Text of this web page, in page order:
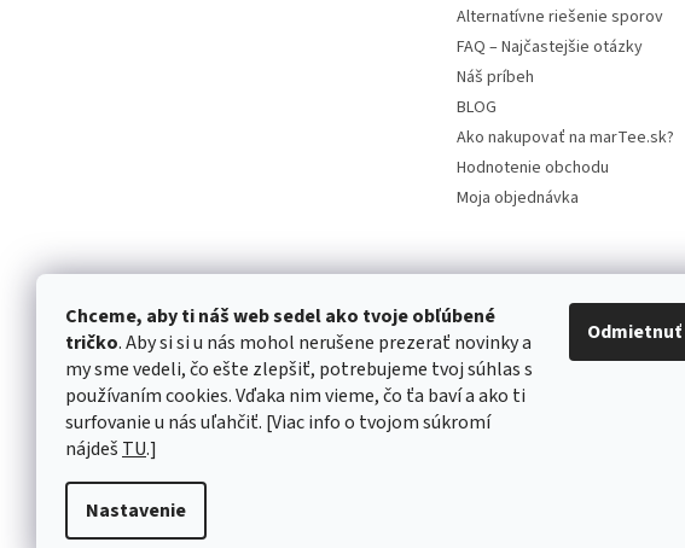
Chceme, aby ti náš web sedel ako tvoje obľúbené
tričko. Aby si si u nás mohol nerušene prezerať novinky a
my sme vedeli, čo ešte zlepšiť, potrebujeme tvoj súhlas s
používaním cookies. Vďaka nim vieme, čo ťa baví a ako ti
surfovanie u nás uľahčiť. [Viac info o tvojom súkromí
nájdeš TU.]
Nastavenie
Odmietnuť
Alternatívne riešenie sporov
FAQ – Najčastejšie otázky
Náš príbeh
BLOG
Ako nakupovať na marTee.sk?
Hodnotenie obchodu
Moja objednávka